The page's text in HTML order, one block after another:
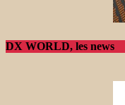
DX WORLD, les news